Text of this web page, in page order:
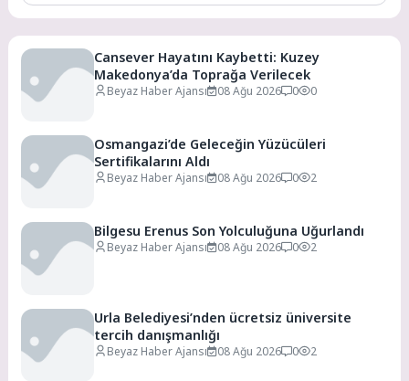
Cansever Hayatını Kaybetti: Kuzey
Makedonya’da Toprağa Verilecek
Beyaz Haber Ajansı 08 Ağu 2026 0 0
Osmangazi’de Geleceğin Yüzücüleri
Sertifikalarını Aldı
Beyaz Haber Ajansı 08 Ağu 2026 0 2
Bilgesu Erenus Son Yolculuğuna Uğurlandı
Beyaz Haber Ajansı 08 Ağu 2026 0 2
Urla Belediyesi’nden ücretsiz üniversite
tercih danışmanlığı
Beyaz Haber Ajansı 08 Ağu 2026 0 2